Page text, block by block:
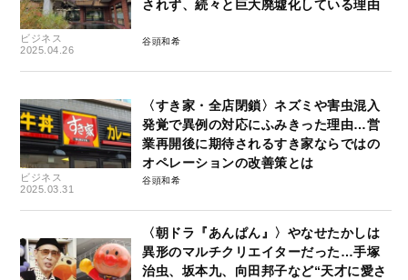
ビジネス
2025.04.26
されず、続々と巨大廃墟化している理由
谷頭和希
ビジネス
2025.03.31
〈すき家・全店閉鎖〉ネズミや害虫混入
発覚で異例の対応にふみきった理由…営
業再開後に期待されるすき家ならではの
オペレーションの改善策とは
谷頭和希
〈朝ドラ『あんぱん』〉やなせたかしは
異形のマルチクリエイターだった…手塚
治虫、坂本九、向田邦子など“天才に愛さ